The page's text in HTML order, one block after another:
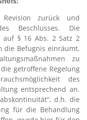
zurück und
Beschlusses. Die
auf § 16 Abs. 2 Satz 2
die Befugnis einräumt,
zu
getroffene Regelung
des
entsprechend an.
d.h. die
für die Behandlung